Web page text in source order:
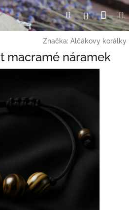
HledatPřihlášení
Značka: Alčákovy korálky
macramé náramek